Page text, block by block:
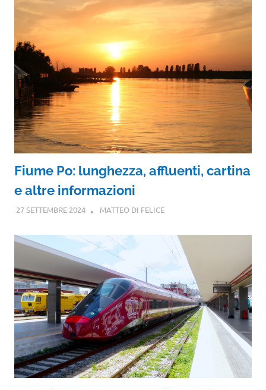
Fiume Po: lunghezza, affluenti, cartina
e altre informazioni
27 SETTEMBRE 2024 MATTEO DI FELICE